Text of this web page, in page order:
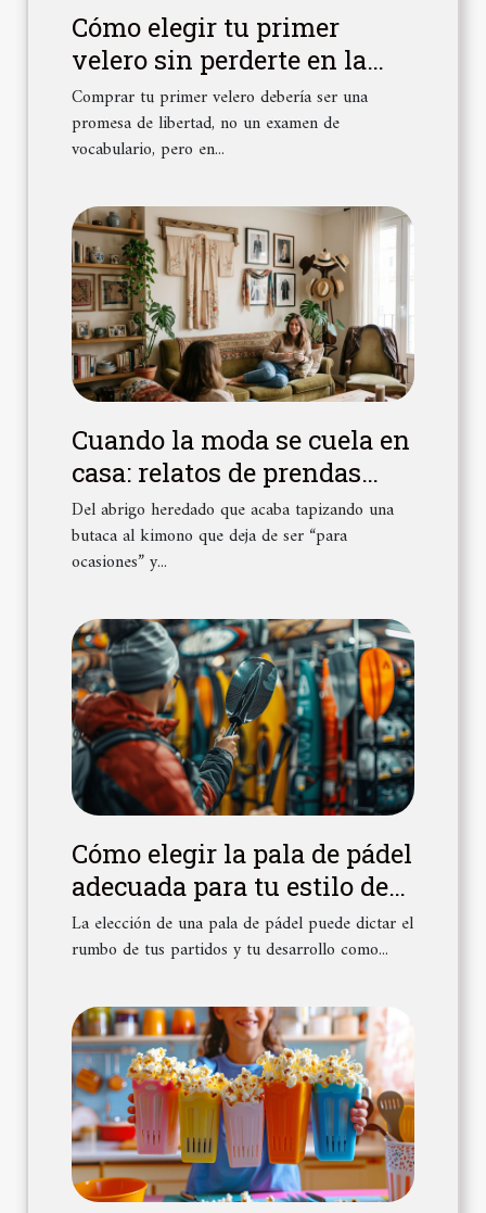
Cómo elegir tu primer
velero sin perderte en la
jerga náutica
Comprar tu primer velero debería ser una
promesa de libertad, no un examen de
vocabulario, pero en...
Cuando la moda se cuela en
casa: relatos de prendas
convertidas en decoración
Del abrigo heredado que acaba tapizando una
butaca al kimono que deja de ser “para
ocasiones” y...
Cómo elegir la pala de pádel
adecuada para tu estilo de
juego en 2024
La elección de una pala de pádel puede dictar el
rumbo de tus partidos y tu desarrollo como...